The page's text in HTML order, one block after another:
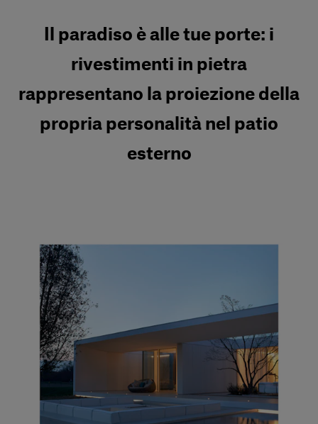
Il paradiso è alle tue porte: i
rivestimenti in pietra
rappresentano la proiezione della
propria personalità nel patio
esterno